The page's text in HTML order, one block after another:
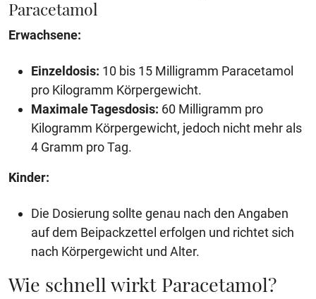
Paracetamol
Erwachsene:
Einzeldosis: 10 bis 15 Milligramm Paracetamol
pro Kilogramm Körpergewicht.
Maximale Tagesdosis: 60 Milligramm pro
Kilogramm Körpergewicht, jedoch nicht mehr als
4 Gramm pro Tag.
Kinder:
Die Dosierung sollte genau nach den Angaben
auf dem Beipackzettel erfolgen und richtet sich
nach Körpergewicht und Alter.
Wie schnell wirkt Paracetamol?